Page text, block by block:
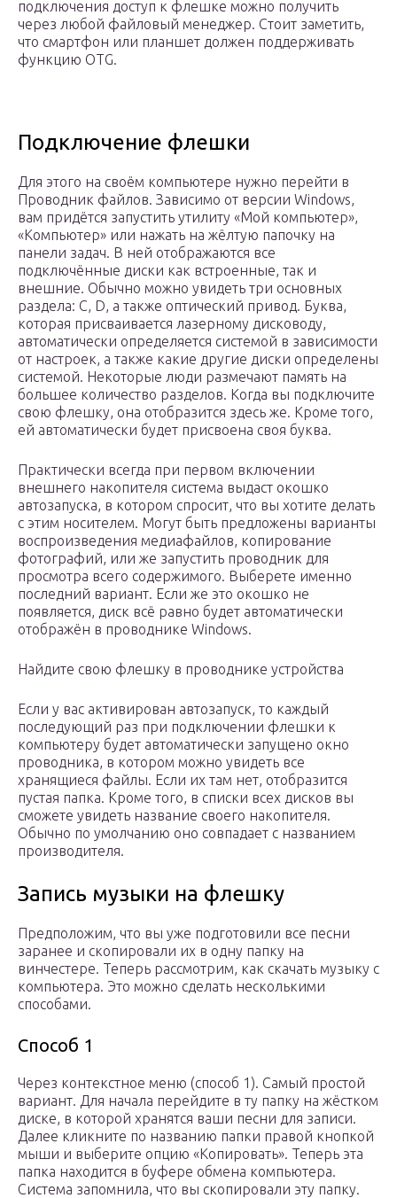
подключения доступ к флешке можно получить
через любой файловый менеджер. Стоит заметить,
что смартфон или планшет должен поддерживать
функцию OTG.
Подключение флешки
Для этого на своём компьютере нужно перейти в
Проводник файлов. Зависимо от версии Windows,
вам придётся запустить утилиту «Мой компьютер»,
«Компьютер» или нажать на жёлтую папочку на
панели задач. В ней отображаются все
подключённые диски как встроенные, так и
внешние. Обычно можно увидеть три основных
раздела: C, D, а также оптический привод. Буква,
которая присваивается лазерному дисководу,
автоматически определяется системой в зависимости
от настроек, а также какие другие диски определены
системой. Некоторые люди размечают память на
большее количество разделов. Когда вы подключите
свою флешку, она отобразится здесь же. Кроме того,
ей автоматически будет присвоена своя буква.
Практически всегда при первом включении
внешнего накопителя система выдаст окошко
автозапуска, в котором спросит, что вы хотите делать
с этим носителем. Могут быть предложены варианты
воспроизведения медиафайлов, копирование
фотографий, или же запустить проводник для
просмотра всего содержимого. Выберете именно
последний вариант. Если же это окошко не
появляется, диск всё равно будет автоматически
отображён в проводнике Windows.
Найдите свою флешку в проводнике устройства
Если у вас активирован автозапуск, то каждый
последующий раз при подключении флешки к
компьютеру будет автоматически запущено окно
проводника, в котором можно увидеть все
хранящиеся файлы. Если их там нет, отобразится
пустая папка. Кроме того, в списки всех дисков вы
сможете увидеть название своего накопителя.
Обычно по умолчанию оно совпадает с названием
производителя.
Запись музыки на флешку
Предположим, что вы уже подготовили все песни
заранее и скопировали их в одну папку на
винчестере. Теперь рассмотрим, как скачать музыку с
компьютера. Это можно сделать несколькими
способами.
Способ 1
Через контекстное меню (способ 1). Самый простой
вариант. Для начала перейдите в ту папку на жёстком
диске, в которой хранятся ваши песни для записи.
Далее кликните по названию папки правой кнопкой
мыши и выберите опцию «Копировать». Теперь эта
папка находится в буфере обмена компьютера.
Система запомнила, что вы скопировали эту папку.